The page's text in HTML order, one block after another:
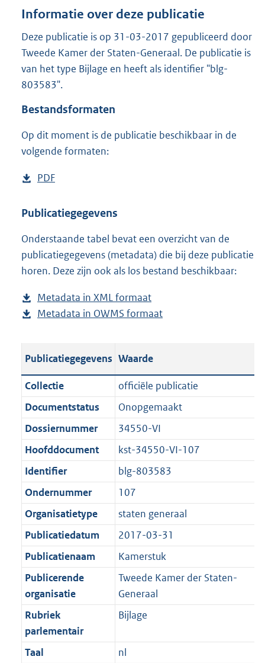
t
e
:
4
Informatie over deze publicatie
Deze publicatie is op 31-03-2017 gepubliceerd door
Tweede Kamer der Staten-Generaal. De publicatie is
van het type Bijlage en heeft als identifier "blg-
803583".
Bestandsformaten
Op dit moment is de publicatie beschikbaar in de
volgende formaten:
D
w
l
o
a
p
u
l
c
t
i
e
n
f
o
r
m
a
a
t
PDF
s
a
n
d
g
r
o
t
:
4
5
6
K
b
Publicatiegegevens
Onderstaande tabel bevat een overzicht van de
publicatiegegevens (metadata) die bij deze publicatie
horen. Deze zijn ook als los bestand beschikbaar:
Metadata in XML formaat
e
a
n
d
s
g
r
o
o
t
e
:
1
K
b
Metadata in OWMS formaat
a
n
d
g
r
o
t
t
e
:
1
K
b
Publicatiegegevens Waarde
Collectie
officiële publicatie
Documentstatus
Onopgemaakt
Dossiernummer
34550-VI
Hoofddocument
kst-34550-VI-107
Identifier
blg-803583
Ondernummer
107
Organisatietype
staten generaal
Publicatiedatum
2017-03-31
Publicatienaam
Kamerstuk
Publicerende
organisatie
Tweede Kamer der Staten-
Generaal
Rubriek
parlementair
Bijlage
Taal
nl